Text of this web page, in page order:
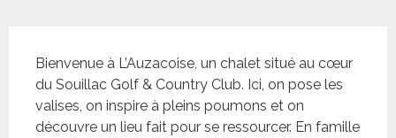
Bienvenue à L’Auzacoise, un chalet situé au cœur
du Souillac Golf & Country Club. Ici, on pose les
valises, on inspire à pleins poumons et on
découvre un lieu fait pour se ressourcer. En famille